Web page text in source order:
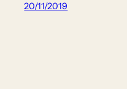
20/11/2019